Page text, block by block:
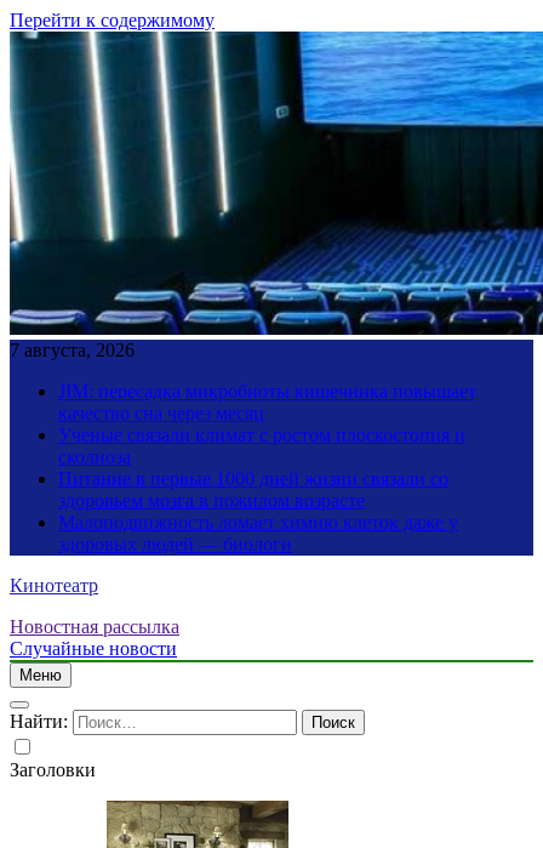
Перейти к содержимому
7 августа, 2026
JIM: пересадка микробиоты кишечника повышает
качество сна через месяц
Ученые связали климат с ростом плоскостопия и
сколиоза
Питание в первые 1000 дней жизни связали со
здоровьем мозга в пожилом возрасте
Малоподвижность ломает химию клеток даже у
здоровых людей — биологи
Кинотеатр
Новостная рассылка
Случайные новости
Меню
Найти:
Заголовки